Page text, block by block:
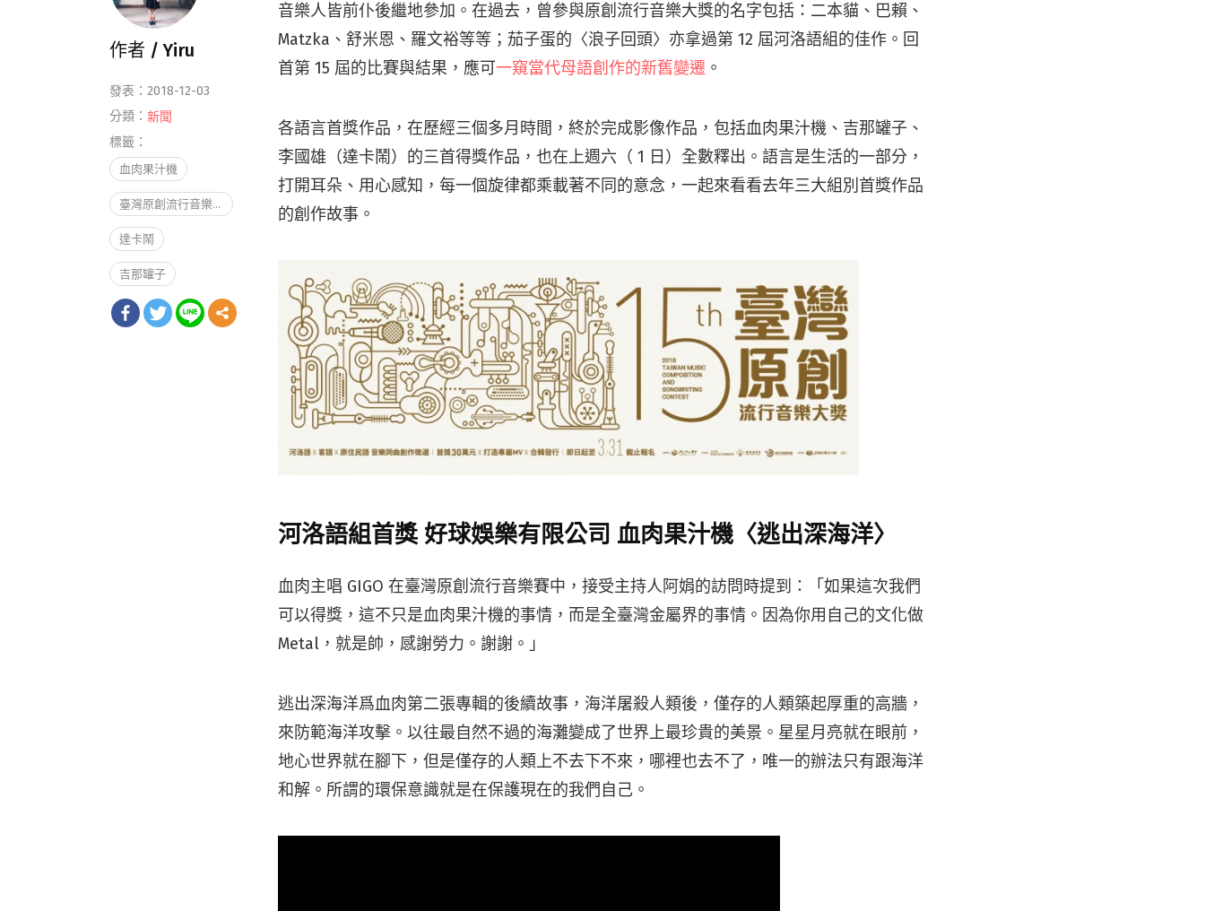
音樂人皆前仆後繼地參加。在過去，曾參與原創流行音樂大獎的名字包括：二本貓、巴賴、
Matzka、舒米恩、羅文裕等等；茄子蛋的〈浪子回頭〉亦拿過第 12 屆河洛語組的佳作。回
首第 15 屆的比賽與結果，應可一窺當代母語創作的新舊變遷 。
各語言首獎作品，在歷經三個多月時間，終於完成影像作品，包括血肉果汁機、吉那罐子、
李國雄（達卡鬧）的三首得獎作品，也在上週六（ 1 日）全數釋出。語言是生活的一部分，
打開耳朵、用心感知，每一個旋律都乘載著不同的意念，一起來看看去年三大組別首獎作品
的創作故事。
河洛語組首獎 好球娛樂有限公司 血肉果汁機〈逃出深海洋〉
血肉主唱 GIGO 在臺灣原創流行音樂賽中，接受主持人阿娟的訪問時提到：「如果這次我們
可以得獎，這不只是血肉果汁機的事情，而是全臺灣金屬界的事情。因為你用自己的文化做
Metal，就是帥，感謝勞力。謝謝。」
逃出深海洋爲血肉第二張專輯的後續故事，海洋屠殺人類後，僅存的人類築起厚重的高牆，
來防範海洋攻擊。以往最自然不過的海灘變成了世界上最珍貴的美景。星星月亮就在眼前，
地心世界就在腳下，但是僅存的人類上不去下不來，哪裡也去不了，唯一的辦法只有跟海洋
和解。所謂的環保意識就是在保護現在的我們自己。
作者 /Yiru
發表：2018-12-03
分類： 新聞
標籤：
血肉果汁機
臺灣原創流行音樂大獎
達卡鬧
吉那罐子